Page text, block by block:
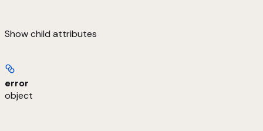
Showchild attributes
error
object